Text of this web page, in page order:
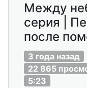
Между
серия |
после
3 года назад
22 865
5:23